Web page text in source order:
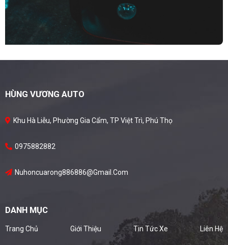
HÙNG VƯƠNG AUTO
Khu Hà Liễu, Phường Gia Cẩm, TP Việt Trì, Phú Thọ
0975882882
Nuhoncuarong886886@gmail.com
DANH MỤC
Trang Chủ Giới Thiệu Tin Tức Xe Liên Hệ